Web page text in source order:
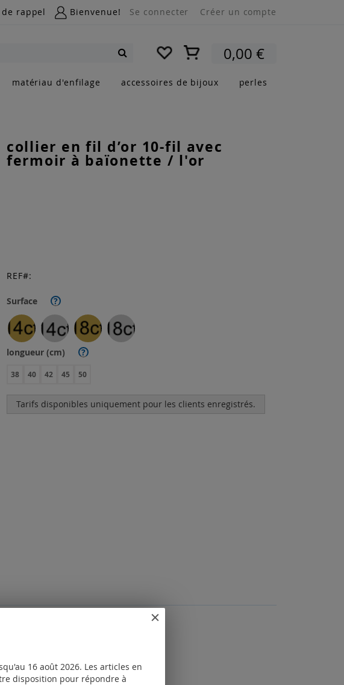
de rappel Bienvenue! Se connecter Créer un compte
Mon panier0,00 €
matériau d'enfilage accessoires de bijoux perles
collier en fil d’or 10-fil avec
fermoir à baïonette / l'or
Surface ?
longueur (cm) ?
38 40 42 45 50
Tarifs disponibles uniquement pour les clients enregistrés.
REF
16 août 2026. Les articles en
disposition pour répondre à